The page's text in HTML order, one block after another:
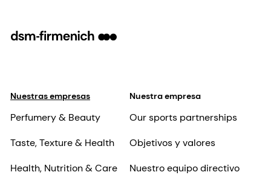
Nuestras empresas
Perfumery & Beauty
Taste, Texture & Health
Health, Nutrition & Care
Nuestra empresa
Our sports partnerships
Objetivos y valores
Nuestro equipo directivo